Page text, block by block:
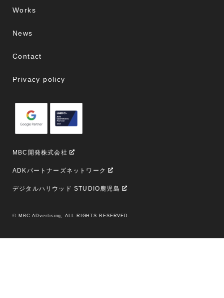
Works
News
Contact
Privacy policy
MBC開発株式会社
ADKパートナーズネットワーク
デジタルハリウッド STUDIO鹿児島
© MBC ADvertising, ALL RIGHTS RESERVED.